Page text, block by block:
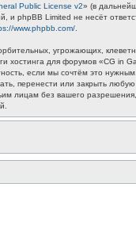
Public License v2» (в
и phpBB Limited не несёт
www.phpbb.com/
угрожающих,
хостинга для форумов «CG
если мы сочтём это
перенести или закрыть
лицам без вашего